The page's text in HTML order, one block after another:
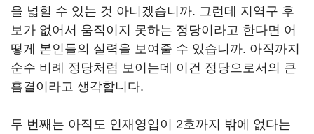
을 넓힐 수 있는 것 아니겠습니까. 그런데 지역구 후
보가 없어서 움직이지 못하는 정당이라고 한다면 어
떻게 본인들의 실력을 보여줄 수 있습니까. 아직까지
순수 비례 정당처럼 보이는데 이건 정당으로서의 큰
흠결이라고 생각합니다.
두 번째는 아직도 인재영입이 2호까지 밖에 없다는